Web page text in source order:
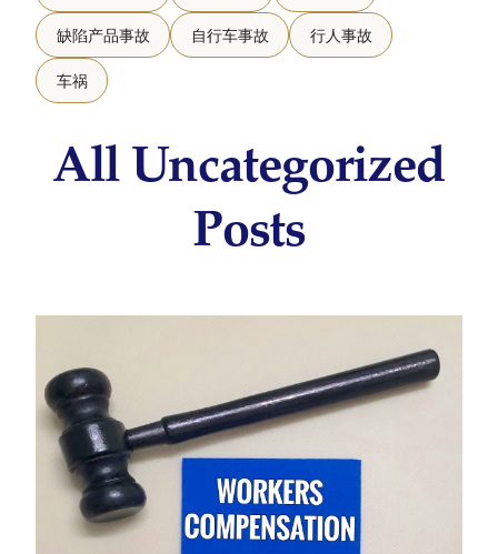
缺陷产品事故 自行车事故 行人事故
车祸
All Uncategorized
Posts